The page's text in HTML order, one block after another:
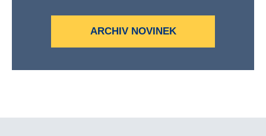
ARCHIV NOVINEK